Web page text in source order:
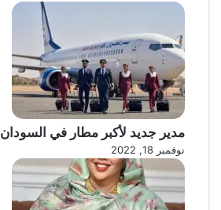
مدير جديد لأكبر مطار في السودان
نوفمبر 18, 2022